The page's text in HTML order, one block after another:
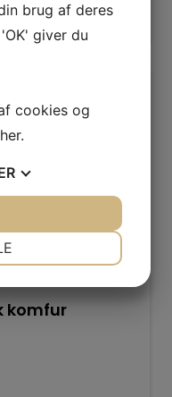
komfur
brug af deres
giver du
cookies og
her.
STATISTIK